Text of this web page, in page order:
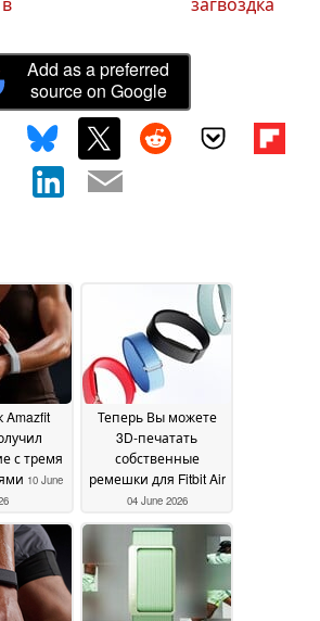
Add as a preferred
source on Google
с тремя
10 June
Теперь Вы можете
3D-печатать
собственные
ремешки для Fitbit Air
04 June 2026